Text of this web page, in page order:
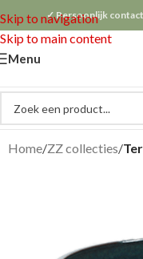
Skip to navigation
Skip to main content
✓ Persoonlijk
Menu
Home ZZ collecties